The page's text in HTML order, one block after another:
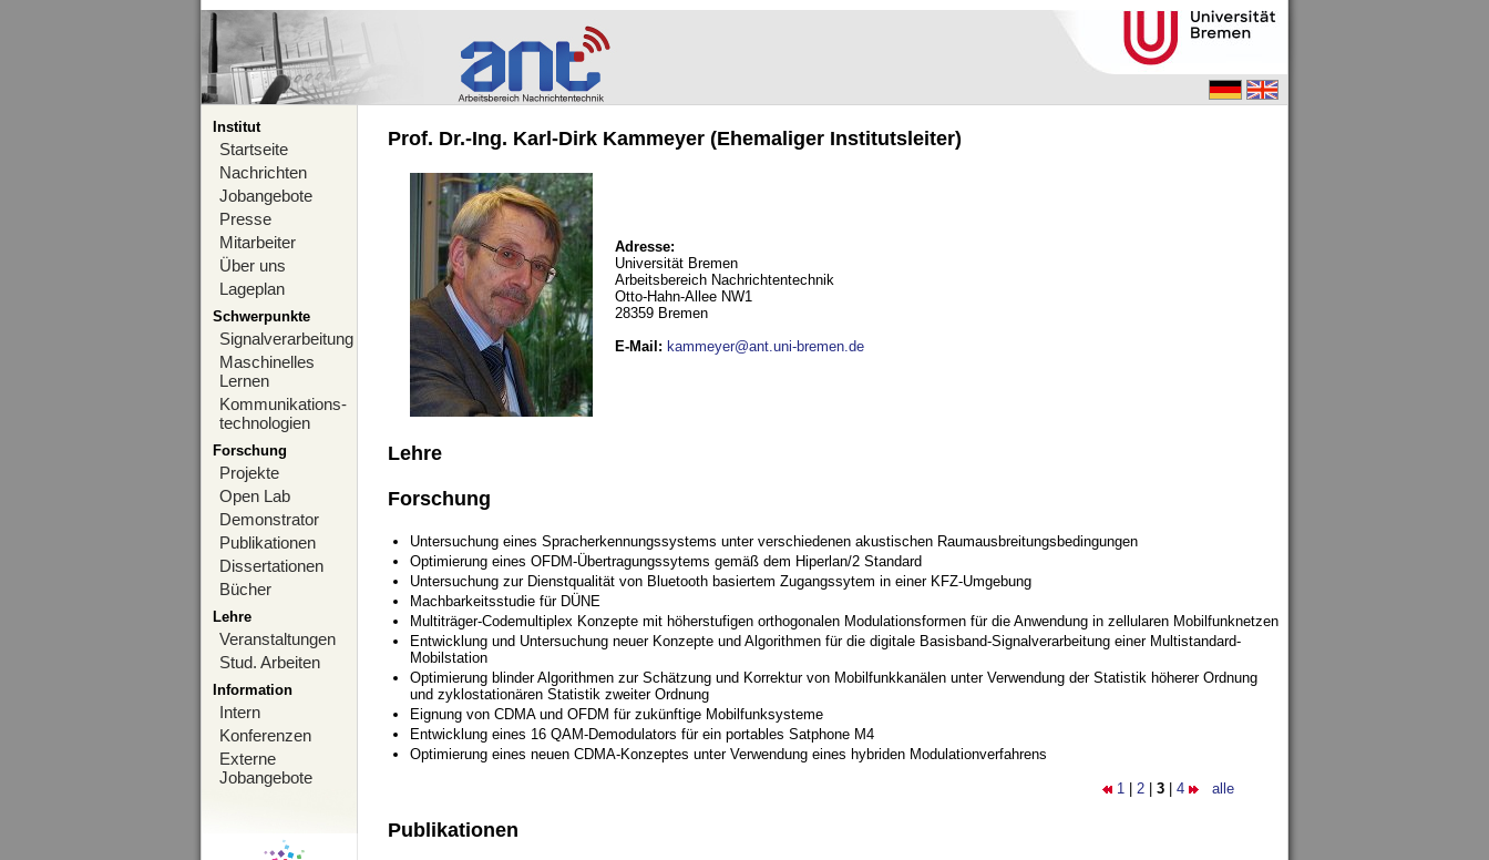
Institut
Startseite
Nachrichten
Jobangebote
Presse
Mitarbeiter
Über uns
Lageplan
Schwerpunkte
Signalverarbeitung
Maschinelles
Lernen
Kommunikations-
technologien
Forschung
Projekte
Open Lab
Demonstrator
Publikationen
Dissertationen
Bücher
Lehre
Veranstaltungen
Stud. Arbeiten
Information
Intern
Konferenzen
Externe
Jobangebote
Prof. Dr.-Ing. Karl-Dirk Kammeyer (Ehemaliger Institutsleiter)
Adresse:
Universität Bremen
Arbeitsbereich Nachrichtentechnik
Otto-Hahn-Allee NW1
28359 Bremen
E-Mail : kammeyer@ant.uni-bremen.de
Lehre
Forschung
Untersuchung eines Spracherkennungssystems unter verschiedenen akustischen Raumausbreitungsbedingungen
Optimierung eines OFDM-Übertragungssytems gemäß dem Hiperlan/2 Standard
Untersuchung zur Dienstqualität von Bluetooth basiertem Zugangssytem in einer KFZ-Umgebung
Machbarkeitsstudie für DÜNE
Multiträger-Codemultiplex Konzepte mit höherstufigen orthogonalen Modulationsformen für die Anwendung in zellularen Mobilfunknetzen
Entwicklung und Untersuchung neuer Konzepte und Algorithmen für die digitale Basisband-Signalverarbeitung einer Multistandard-
Mobilstation
Optimierung blinder Algorithmen zur Schätzung und Korrektur von Mobilfunkkanälen unter Verwendung der Statistik höherer Ordnung
und zyklostationären Statistik zweiter Ordnung
Eignung von CDMA und OFDM für zukünftige Mobilfunksysteme
Entwicklung eines 16 QAM-Demodulators für ein portables Satphone M4
Optimierung eines neuen CDMA-Konzeptes unter Verwendung eines hybriden Modulationverfahrens
1 2 3 4 alle
Publikationen